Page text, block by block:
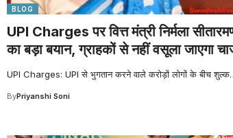
BLOG
UPI Charges पर वित्त मंत्री निर्मला
का बड़ा बयान, ग्राहकों से नहीं वसूला जाएगा
UPI Charges: UPI से भुगतान करने वाले करोड़ों लोगों के बीच शुल्क
ByPriyanshi Soni